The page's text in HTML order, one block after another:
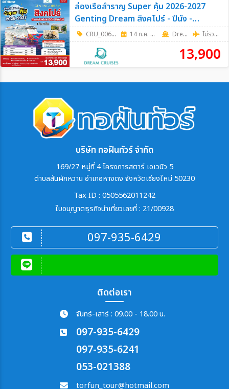
ล่องเรือสำราญ Super คุ้ม 2026-2027
Genting Dream สิงคโปร์ - ปีนัง -
กัวลาลัมเปอร์(พอร์ตคลัง) - สิงคโปร์ เดิน
ทางวันอังคาร 4วัน 3คืน
CRU_0067 4วัน 3คืน
14 ก.ค. 69 - 17 พ.ย. 69 Dream Cruise ไม่รวมตั๋วเครื่องบิน
13,900
บริษัท ทอฝันทัวร์ จำกัด
169/27 หมู่ที่ 4 โครงการสตาร์ เอเวนิว 5
ตำบลสันผักหวาน อำเภอหางดง จังหวัดเชียงใหม่ 50230
Tax ID : 0505562011242
ใบอนุญาตธุรกิจนำเที่ยวเลขที่ : 21/00928
097-935-6429
ติดต่อเรา
จันทร์-เสาร์ : 09.00 - 18.00 น.
097-935-6429
097-935-6241
053-021388
torfun_tour@hotmail.com